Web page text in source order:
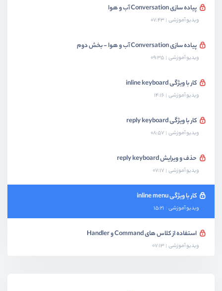
پیاده سازی Conversation آب و هوا
ویدیو آموزشی 07:43
پیاده سازی Conversation آب و هوا - بخش دوم
ویدیو آموزشی 09:35
کار با ویژگی inline keyboard
ویدیو آموزشی 14:16
کار با ویژگی reply keyboard
ویدیو آموزشی 08:57
حذف و ویرایش reply keyboard
ویدیو آموزشی 07:17
کار با ویژگی inline menu
ویدیو آموزشی 15:21
استفاده از کلاس های Command و Handler
ویدیو آموزشی 07:13